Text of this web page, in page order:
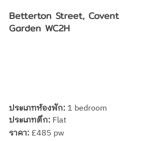
Betterton Street, Covent
Garden WC2H
ประเภทห้องพัก: 1 bedroom
ประเภทตึก: Flat
ราคา: £485 pw